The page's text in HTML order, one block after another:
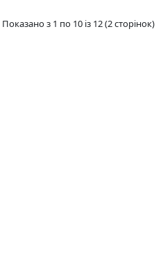
Показано з 1 по 10 із 12 (2 сторінок)